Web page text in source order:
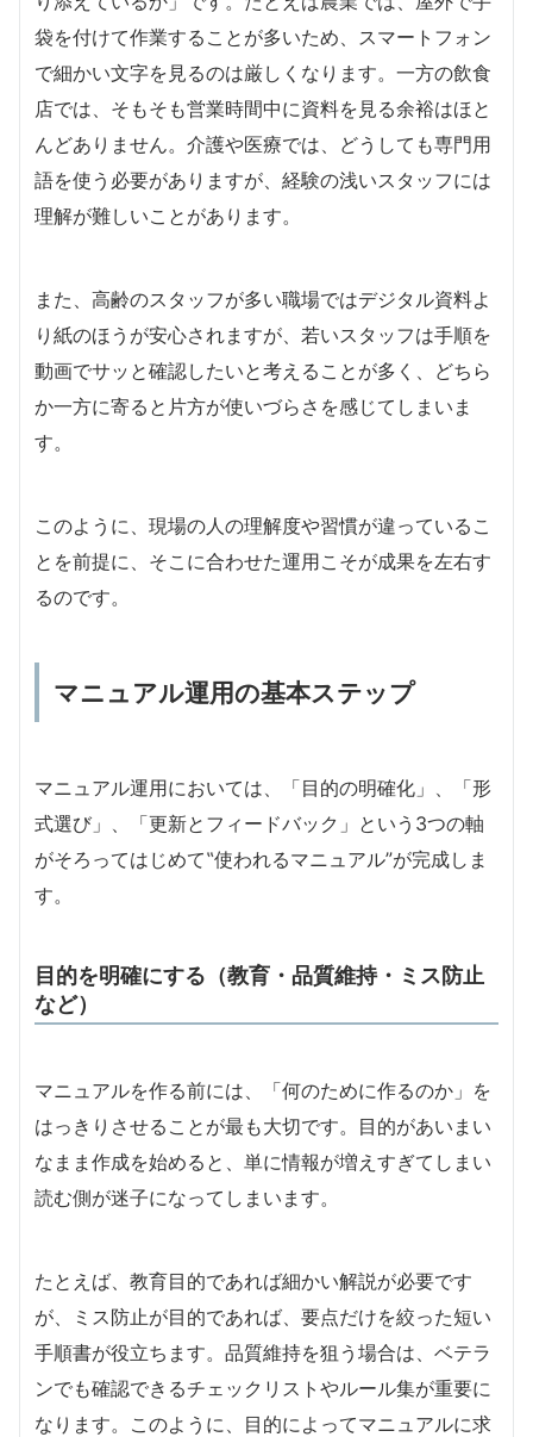
袋を付けて作業することが多いため、スマートフォン
で細かい文字を見るのは厳しくなります。一方の飲食
店では、そもそも営業時間中に資料を見る余裕はほと
んどありません。介護や医療では、どうしても専門用
語を使う必要がありますが、経験の浅いスタッフには
理解が難しいことがあります。
また、高齢のスタッフが多い職場ではデジタル資料よ
り紙のほうが安心されますが、若いスタッフは手順を
動画でサッと確認したいと考えることが多く、どちら
か一方に寄ると片方が使いづらさを感じてしまいま
す。
このように、現場の人の理解度や習慣が違っているこ
とを前提に、そこに合わせた運用こそが成果を左右す
るのです。
マニュアル運用の基本ステップ
マニュアル運用においては、「目的の明確化」、「形
式選び」、「更新とフィードバック」という3つの軸
がそろってはじめて‟使われるマニュアル”が完成しま
す。
目的を明確にする（教育・品質維持・ミス防止
など）
マニュアルを作る前には、「何のために作るのか」を
はっきりさせることが最も大切です。目的があいまい
なまま作成を始めると、単に情報が増えすぎてしまい
読む側が迷子になってしまいます。
たとえば、教育目的であれば細かい解説が必要です
が、ミス防止が目的であれば、要点だけを絞った短い
手順書が役立ちます。品質維持を狙う場合は、ベテラ
ンでも確認できるチェックリストやルール集が重要に
なります。このように、目的によってマニュアルに求